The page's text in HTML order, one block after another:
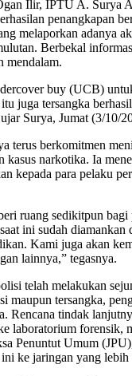
Ilir, IPTU A. Surya
penangkapan
melaporkan adanya
Berbekal
mendalam.
buy (UCB)
juga tersangka
Surya, Jumat (3/10/
terus berkomitmen
kasus narkotika. Ia
kepada para pelaku
ruang sedikitpun bagi
ini sudah diamankan
Kami juga akan
lainnya,” tegasnya.
telah melakukan
maupun tersangka,
Rencana tindak
laboratorium forensik,
Penuntut Umum
ke jaringan yang lebih